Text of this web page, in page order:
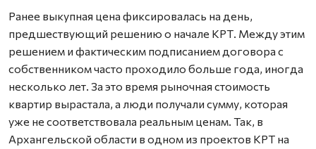
Ранее выкупная цена фиксировалась на день,
предшествующий решению о начале КРТ. Между этим
решением и фактическим подписанием договора с
собственником часто проходило больше года, иногда
несколько лет. За это время рыночная стоимость
квартир вырастала, а люди получали сумму, которая
уже не соответствовала реальным ценам. Так, в
Архангельской области в одном из проектов КРТ на